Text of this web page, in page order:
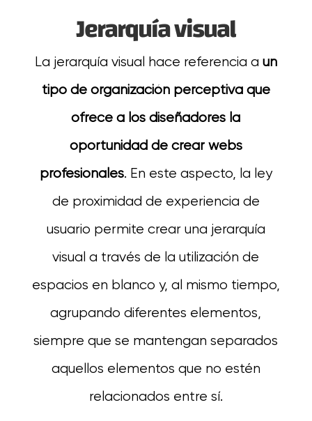
Jerarquía visual
La jerarquía visual hace referencia a un
tipo de organización perceptiva que
ofrece a los diseñadores la
oportunidad de crear webs
profesionales. En este aspecto, la ley
de proximidad de experiencia de
usuario permite crear una jerarquía
visual a través de la utilización de
espacios en blanco y, al mismo tiempo,
agrupando diferentes elementos,
siempre que se mantengan separados
aquellos elementos que no estén
relacionados entre sí.